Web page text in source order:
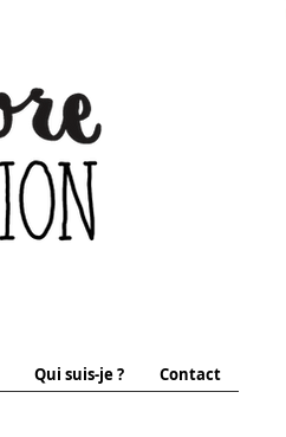
Qui suis-je ? Contact